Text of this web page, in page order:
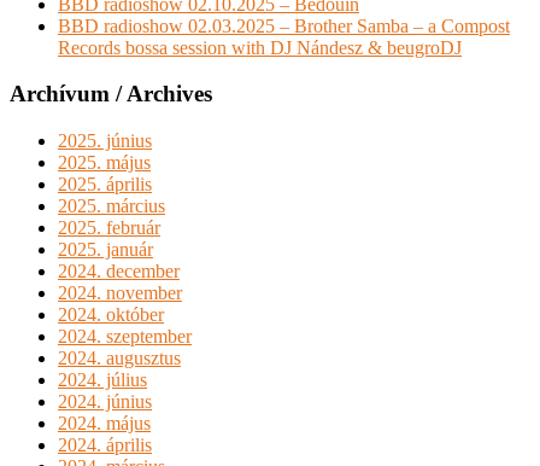
BBD radioshow 02.03.2025 – Brother Samba – a Compost
Records bossa session with DJ Nándesz & beugroDJ
Archívum / Archives
2025. június
2025. május
2025. április
2025. március
2025. február
2025. január
2024. december
2024. november
2024. október
2024. szeptember
2024. augusztus
2024. július
2024. június
2024. május
2024. április